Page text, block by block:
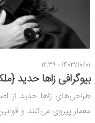
1403/10/01 - 12:39
بیوگرافی زاها حدید
طراحی‌های زاها حدید از
معمار پیروی می‌کنند و